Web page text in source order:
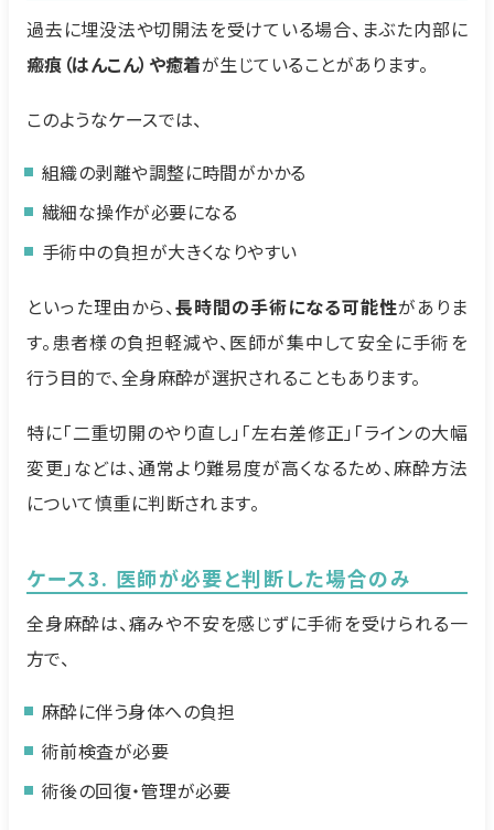
過去に埋没法や切開法を受けている場合、まぶた内部に
瘢痕（はんこん）や癒着が生じていることがあります。
このようなケースでは、
組織の剥離や調整に時間がかかる
繊細な操作が必要になる
手術中の負担が大きくなりやすい
といった理由から、長時間の手術になる可能性がありま
す。患者様の負担軽減や、医師が集中して安全に手術を
行う目的で、全身麻酔が選択されることもあります。
特に「二重切開のやり直し」「左右差修正」「ラインの大幅
変更」などは、通常より難易度が高くなるため、麻酔方法
について慎重に判断されます。
ケース3. 医師が必要と判断した場合のみ
全身麻酔は、痛みや不安を感じずに手術を受けられる一
方で、
麻酔に伴う身体への負担
術前検査が必要
術後の回復・管理が必要